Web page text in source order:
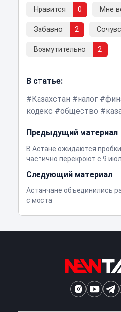
Нравится 0 Мне
Забавно 2
Возмутительно 2
В статье:
Казахстан
налог
кодекс
общество
Предыдущий материал
В Астане ожидаются
частично перекроют с 9
Следующий материал
Астанчане объединились
с моста